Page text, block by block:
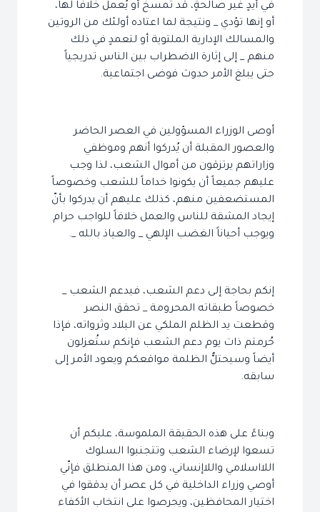
في أيدٍ غير صالحةٍ، قد تُمسخ أو يُعمل خلافاً لها،
أو إنها تؤدي _ ونتيجة لما اعتاده أولئك من الروتين
والمسالك الإدارية الملتوية أو لتعمدٍ في ذلك
منهم _ إلى إثارة الاضطراب بين الناس تدريجياً
حتى يبلغ الأمر حدوث فوضى اجتماعية.
أوصى الوزراء المسؤولين في العصر الحاضر
والعصور المقبلة أن يُدركوا أنهم وموظفي
وزاراتهم يرتزقون من أموال الشعب، لذا وجب
عليهم جميعاً أن يكونوا خداماً للشعب وخصوصاً
المستضعفين منهم، كذلك عليهم أن يدركوا بأنّ
إيجاد المشقة للناس والعمل خلافاً للواجب حرام
ويوجب أحياناً الغضب الإلهي _ والعياذ بالله _.
إنكم بحاجة إلى دعم الشعب، فبدعم الشعب _
خصوصاً طبقاته المحرومة _ تحقق النصر
وقطعت يد الظلم الملكي عن البلاد وثرواته، فإذا
حُرمتم ذات يوم دعم الشعب فإنكم ستُعزلون
أيضاً وسيحتلُّ الظلمة مواقعكم ويعود الأمر إلى
سابقه.
وبناءً على هذه الحقيقة الملموسة، عليكم أن
تسعوا لإرضاء الشعب وتتجنبوا السلوك
اللااسلامي واللاإنساني، ومن هذا المنطلق فإنّي
أوصي وزراء الداخلية في كل عصر أن يدققوا في
اختيار المحافظين، ويحرصوا على انتخاب الأكفاء